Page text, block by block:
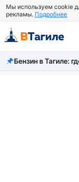
Мы используем cookie
рекламы. Подробнее
Все новости
Бензин в Тагиле: